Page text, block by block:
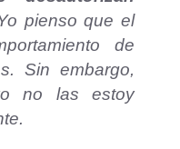
pienso que el
de
Sin embargo,
no las estoy